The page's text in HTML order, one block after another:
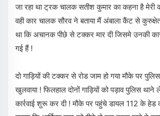
जा रहा था ट्रक चालक सतीश कुमार का कहना है मेरी
वही कार चालक सौरव ने बताया मैं अंबाला कैंट से
था कि अचानक पीछे से टक्कर मार दी जिसमे उनकी
गई हैं !
दो गाड़ियों की टक्कर से रोड जाम हो गया मौके पर
खुलवाया ! फिलहाल दोनों गाड़ियों को पड़ाव पुलिस
कार्रवाई शुरू कर दी ! मौके पर पहुंचे डायल 112 के